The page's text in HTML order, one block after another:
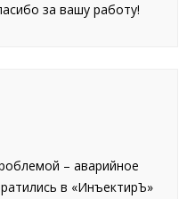
за вашу работу!
– аварийное
в «ИнъектирЪ»